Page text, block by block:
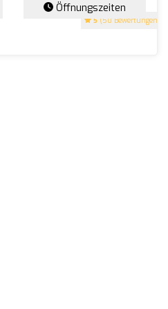
5 (50 Bewertungen)
Öffnungszeiten